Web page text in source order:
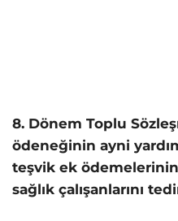
8. Dönem Toplu
ödeneğinin ayni
teşvik ek
sağlık çalışanlarını